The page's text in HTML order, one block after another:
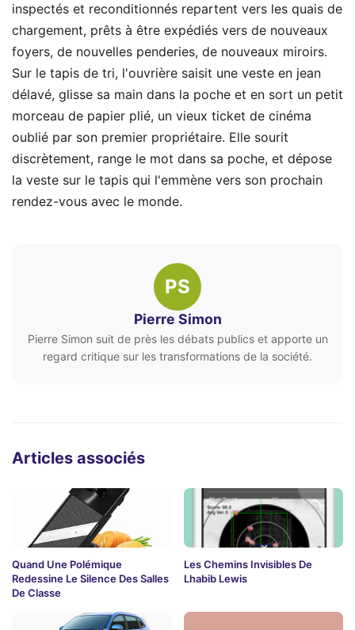
inspectés et reconditionnés repartent vers les quais de
chargement, prêts à être expédiés vers de nouveaux
foyers, de nouvelles penderies, de nouveaux miroirs.
Sur le tapis de tri, l'ouvrière saisit une veste en jean
délavé, glisse sa main dans la poche et en sort un petit
morceau de papier plié, un vieux ticket de cinéma
oublié par son premier propriétaire. Elle sourit
discrètement, range le mot dans sa poche, et dépose
la veste sur le tapis qui l'emmène vers son prochain
rendez-vous avec le monde.
PS
Pierre Simon
Pierre Simon suit de près les débats publics et apporte un
regard critique sur les transformations de la société.
Articles associés
Quand Une Polémique
Redessine Le Silence Des Salles
De Classe
Les Chemins Invisibles De
Lhabib Lewis